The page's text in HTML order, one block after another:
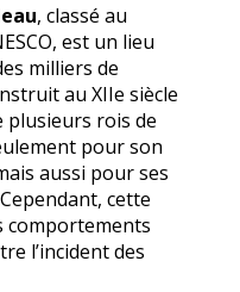
, classé au
est un lieu
milliers de
au XIIe siècle
plusieurs rois de
pour son
aussi pour ses
cette
l’incident des